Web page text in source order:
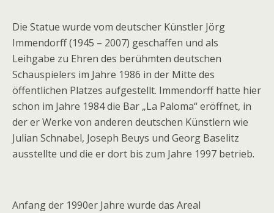
Die Statue wurde vom deutscher Künstler Jörg
Immendorff (1945 – 2007) geschaffen und als
Leihgabe zu Ehren des berühmten deutschen
Schauspielers im Jahre 1986 in der Mitte des
öffentlichen Platzes aufgestellt. Immendorff hatte hier
schon im Jahre 1984 die Bar „La Paloma“ eröffnet, in
der er Werke von anderen deutschen Künstlern wie
Julian Schnabel, Joseph Beuys und Georg Baselitz
ausstellte und die er dort bis zum Jahre 1997 betrieb.
Anfang der 1990er Jahre wurde das Areal